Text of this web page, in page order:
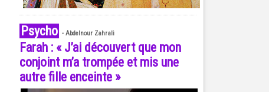
Psycho - Abdelnour Zahrali
Farah : « J’ai découvert que mon
conjoint m’a trompée et mis une
autre fille enceinte »